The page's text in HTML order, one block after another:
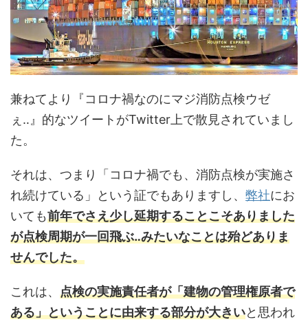
兼ねてより『コロナ禍なのにマジ消防点検ウゼ
ぇ‥』的なツイートがTwitter上で散見されていまし
た。
それは、つまり「コロナ禍でも、消防点検が実施さ
れ続けている」という証でもありますし、 弊社にお
いても前年でさえ少し延期することこそありました
が点検周期が一回飛ぶ‥みたいなことは殆どありま
せんでした。
これは、 点検の実施責任者が「建物の管理権原者で
ある」ということに由来する部分が大きいと思われ